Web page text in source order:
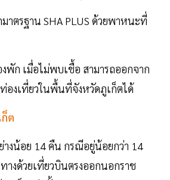
าตรฐาน SHA PLUS ด้วยพาหนะที่
พัก เมื่อไม่พบเชื้อ สามารถออกจาก
องเที่ยวในพื้นที่จังหวัดภูเก็ตได้
ต
งน้อย 14 คืน กรณีอยู่น้อยกว่า 14
างด้วยเที่ยวบินตรงออกนอกราช